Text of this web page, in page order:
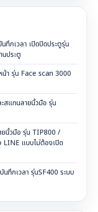
กเวลา เปิดปิดประตูรุ่น
ประตู
า รุ่น Face scan 3000
สแกนลายนิ้วมือ รุ่น
นิ้วมือ รุ่น TIP800 /
LINE แบบไม่ต้องเปิด
ทึกเวลา รุ่นSF400 ระบบ